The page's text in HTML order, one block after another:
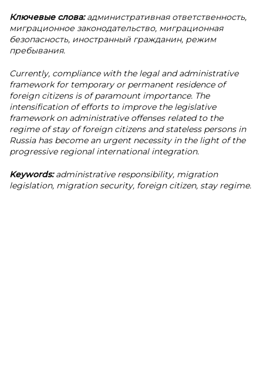
Ключевые слова:административная ответственность,
миграционное законодательство, миграционная
безопасность, иностранный гражданин, режим
пребывания.
Currently, compliance with the legal and administrative
framework for temporary or permanent residence of
foreign citizens is of paramount importance. The
intensification of efforts to improve the legislative
framework on administrative offenses related to the
regime of stay of foreign citizens and stateless persons in
Russia has become an urgent necessity in the light of the
progressive regional international integration.
Keywords:administrative responsibility, migration
legislation, migration security, foreign citizen, stay regime.